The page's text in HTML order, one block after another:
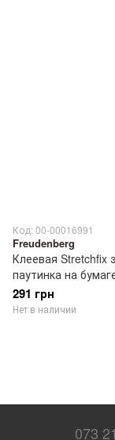
Код: 00-00016991
Freudenberg
Клеевая Stretchfix
паутинка на
53562284
291 грн
Нет в наличии
073